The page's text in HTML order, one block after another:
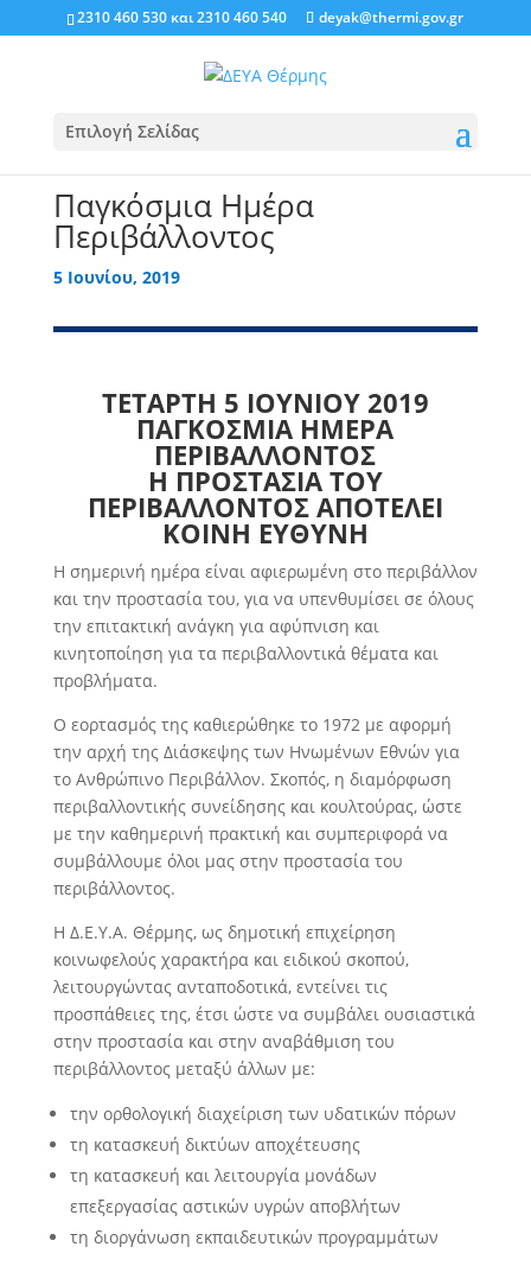
2310 460 530 και2310 460 540 deyak@thermi.gov.gr
Επιλογή Σελίδας
Παγκόσμια Ημέρα
Περιβάλλοντος
5 Ιουνίου, 2019
ΤΕΤΑΡΤΗ 5 ΙΟΥΝΙΟΥ 2019
ΠΑΓΚΟΣΜΙΑ ΗΜΕΡΑ
ΠΕΡΙΒΑΛΛΟΝΤΟΣ
Η ΠΡΟΣΤΑΣΙΑ ΤΟΥ
ΠΕΡΙΒΑΛΛΟΝΤΟΣ ΑΠΟΤΕΛΕΙ
ΚΟΙΝΗ ΕΥΘΥΝΗ
Η σημερινή ημέρα είναι αφιερωμένη στο περιβάλλον
και την προστασία του, για να υπενθυμίσει σε όλους
την επιτακτική ανάγκη για αφύπνιση και
κινητοποίηση για τα περιβαλλοντικά θέματα και
προβλήματα.
Ο εορτασμός της καθιερώθηκε το 1972 με αφορμή
την αρχή της Διάσκεψης των Ηνωμένων Εθνών για
το Ανθρώπινο Περιβάλλον. Σκοπός, η διαμόρφωση
περιβαλλοντικής συνείδησης και κουλτούρας, ώστε
με την καθημερινή πρακτική και συμπεριφορά να
συμβάλλουμε όλοι μας στην προστασία του
περιβάλλοντος.
Η Δ.Ε.Υ.Α. Θέρμης, ως δημοτική επιχείρηση
κοινωφελούς χαρακτήρα και ειδικού σκοπού,
λειτουργώντας ανταποδοτικά, εντείνει τις
προσπάθειες της, έτσι ώστε να συμβάλει ουσιαστικά
στην προστασία και στην αναβάθμιση του
περιβάλλοντος μεταξύ άλλων με:
την ορθολογική διαχείριση των υδατικών πόρων
τη κατασκευή δικτύων αποχέτευσης
τη κατασκευή και λειτουργία μονάδων
επεξεργασίας αστικών υγρών αποβλήτων
τη διοργάνωση εκπαιδευτικών προγραμμάτων